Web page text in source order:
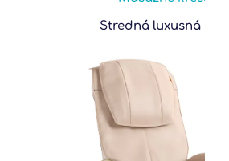
luxusná rada